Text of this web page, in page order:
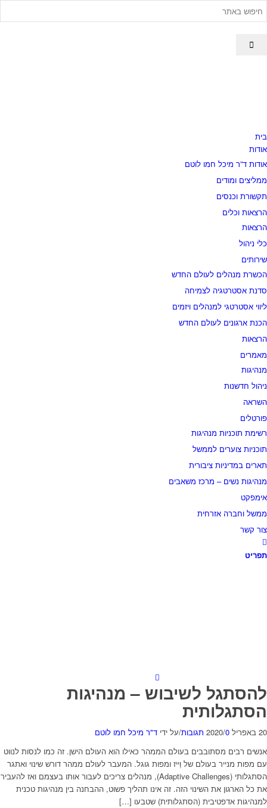
בית
אודות
אודות ד”ר מיכל חמו לוטם
ממליצים ומודים
תקשורת וכנסים
הרצאות וכלים
הרצאות
כלי ניהול
שירותים
הכשרת מנהלים לעולם החדש
סדנת אסטרטגיה לצמיחה
ליווי אסטרטגי למנהלים ויזמים
הכנת ארגונים לעולם החדש
הרצאות
מאמרים
מנהיגות
ניהול חדשנות
השראה
פורטלים
רשימת תוכניות מנהיגות
תוכניות צוערים לממשל
תארים במדיניות ציבורית
מנהיגות נשים – מרכז משאבים
אימפקט
ממשל וחברה אזרחית
צור קשר
תפריט
להסתגל לשיבוש – מנהיגות
הסתגלותית
20 באפריל 2020 /0 תגובות /על ידי ד"ר מיכל חמו לוטם
אנשים רבים מסתובבים בעולם הממהר כאילו הוא העולם הישן. זה כמו לנסות לנווט
עם מפות מנייר בעולם של וֵייז ומפות גוגל. המעבר לעולם ממהר דורש שינוי ואתגר
הסתגלותי (Adaptive Challenges), מנהלים צריכים לעבור אותו בעצמם ואז להעביר
את כל הארגון את השינוי הזה. זה אינו תהליך פשוט, ההבחנה בין מנהיגות טכנית
למנהיגות אדפטיבית (הסתגלותית) שטבעו […]